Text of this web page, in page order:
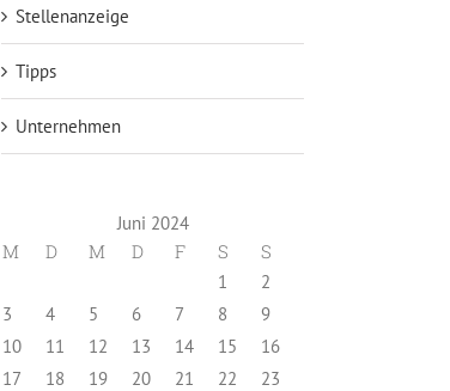
Stellenanzeige
Tipps
Unternehmen
Juni 2024
M D M D F S S
1
2
3
4 5 6 7 8
9
10
11 12 13 14 15
16
17
18 19 20 21 22
23